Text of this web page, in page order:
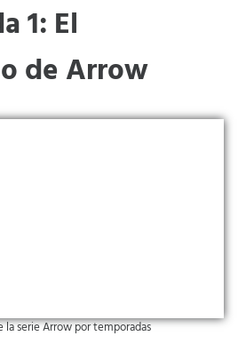
1: El
de Arrow
la serie Arrow por temporadas